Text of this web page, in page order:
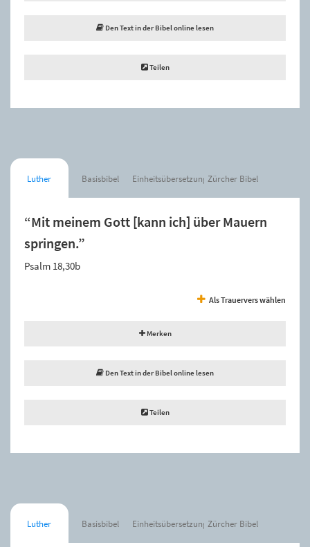
Den Text in der Bibel online lesen
Teilen
Luther Basisbibel Einheitsübersetzung Zürcher Bibel
“Mit meinem Gott [kann ich] über Mauern
springen.”
Psalm 18,30b
Als Trauervers wählen
Merken
Den Text in der Bibel online lesen
Teilen
Luther Basisbibel Einheitsübersetzung Zürcher Bibel